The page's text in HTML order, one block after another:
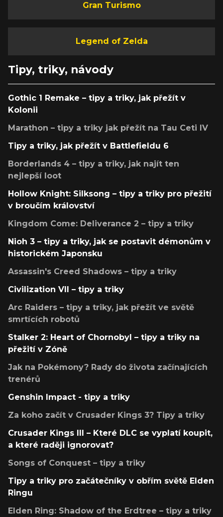
Gran Turismo
Legend of Zelda
Tipy, triky, návody
Gothic 1 Remake – tipy a triky, jak přežít v
Kolonii
Marathon – tipy a triky jak přežít na Tau Ceti IV
Tipy a triky, jak přežít v Battlefieldu 6
Borderlands 4 – tipy a triky, jak najít ten
nejlepší loot
Hollow Knight: Silksong – tipy a triky pro přežití
v broučím království
Kingdom Come: Deliverance 2 – tipy a triky
Nioh 3 – tipy a triky, jak se postavit démonům v
historickém Japonsku
Assassin's Creed Shadows – tipy a triky
Civilization VII – tipy a triky
Arc Raiders – tipy a triky, jak přežít ve světě
smrtících robotů
Stalker 2: Heart of Chornobyl – tipy a triky na
přežití v Zóně
Jak na Pokémony? Rady do života začínajících
trenérů
Genshin Impact - tipy a triky
Za koho začít v Crusader Kings 3? Tipy a triky
Crusader Kings III – Které DLC se vyplatí koupit,
a které raději ignorovat?
Songs of Conquest – tipy a triky
Tipy a triky pro začátečníky v obřím světě Elden
Ringu
Elden Ring: Shadow of the Erdtree – tipy a triky